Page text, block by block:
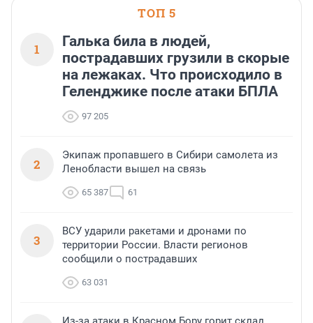
ТОП 5
1
Галька била в людей,
пострадавших грузили в скорые
на лежаках. Что происходило в
Геленджике после атаки БПЛА
97 205
2
Экипаж пропавшего в Сибири самолета из
Ленобласти вышел на связь
65 387 61
3
ВСУ ударили ракетами и дронами по
территории России. Власти регионов
сообщили о пострадавших
63 031